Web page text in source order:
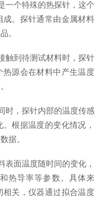
个特殊的热探针，这个
。探针通常由金属材料
。
到待测试材料时，探针
源会在材料中产生温度
，探针内部的温度传感
根据温度的变化情况，
据。
面温度随时间的变化，
热导率等参数。具体来
关，仪器通过拟合温度